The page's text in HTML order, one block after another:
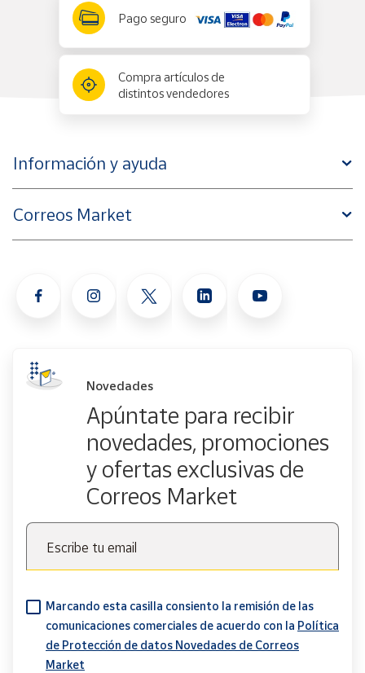
Pago seguro
Compra artículos de
distintos vendedores
Información y ayuda
Correos Market
Novedades
Apúntate para recibir
novedades, promociones
y ofertas exclusivas de
Correos Market
Escribe tu email
Marcando esta casilla consiento la remisión de las
comunicaciones comerciales de acuerdo con la Política
de Protección de datos Novedades de Correos
Market